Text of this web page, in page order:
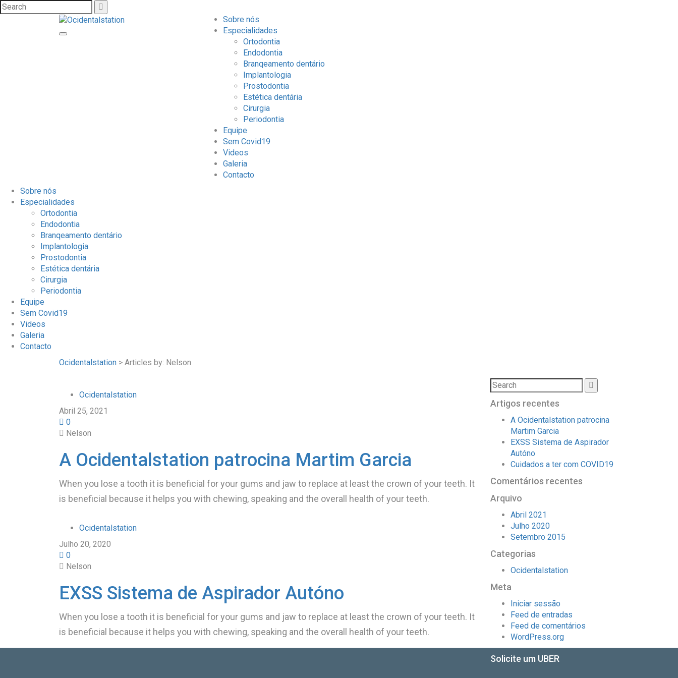
Sobre nós
Especialidades
Ortodontia
Endodontia
Branqeamento dentário
Implantologia
Prostodontia
Estética dentária
Cirurgia
Periodontia
Equipe
Sem Covid19
Videos
Galeria
Contacto
Sobre nós
Especialidades
Ortodontia
Endodontia
Branqeamento dentário
Implantologia
Prostodontia
Estética dentária
Cirurgia
Periodontia
Equipe
Sem Covid19
Videos
Galeria
Contacto
Ocidentalstation > Articles by: Nelson
Ocidentalstation
Abril 25, 2021
0
Nelson
A Ocidentalstation patrocina Martim Garcia
When you lose a tooth it is beneficial for your gums and jaw to replace at least the crown of your teeth. It
is beneficial because it helps you with chewing, speaking and the overall health of your teeth.
Ocidentalstation
Julho 20, 2020
0
Nelson
EXSS Sistema de Aspirador Autóno
When you lose a tooth it is beneficial for your gums and jaw to replace at least the crown of your teeth. It
is beneficial because it helps you with chewing, speaking and the overall health of your teeth.
Artigos recentes
A Ocidentalstation patrocina
Martim Garcia
EXSS Sistema de Aspirador
Autóno
Cuidados a ter com COVID19
Comentários recentes
Arquivo
Abril 2021
Julho 2020
Setembro 2015
Categorias
Ocidentalstation
Meta
Iniciar sessão
Feed de entradas
Feed de comentários
WordPress.org
Solicite um UBER